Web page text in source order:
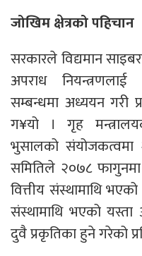
जोखिम क्षेत्रको पहिचान
सरकारले विद्यमान
अपराध नियन्त्रणलाई
सम्बन्धमा अध्ययन गरी
ग¥यो । गृह
भुसालको
समितिले २०७८
वित्तीय संस्थामाथि
संस्थामाथि भएको
दुवै प्रकृतिका हुने गरेको